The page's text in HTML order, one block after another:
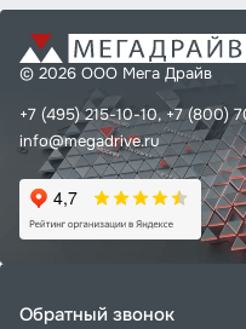
© 2026 ООО Мега Драйв
+7 (495) 215-10-10, +7 (800)
info@megadrive.ru
Обратный звонок